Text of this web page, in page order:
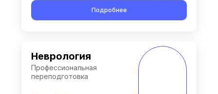
Подробнее
Неврология
Профессиональная
переподготовка